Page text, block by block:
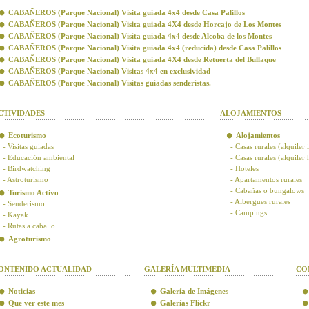
CABAÑEROS (Parque Nacional) Visita guiada 4x4 desde Casa Palillos
CABAÑEROS (Parque Nacional) Visita guiada 4X4 desde Horcajo de Los Montes
CABAÑEROS (Parque Nacional) Visita guiada 4x4 desde Alcoba de los Montes
CABAÑEROS (Parque Nacional) Visita guiada 4x4 (reducida) desde Casa Palillos
CABAÑEROS (Parque Nacional) Visita guiada 4X4 desde Retuerta del Bullaque
CABAÑEROS (Parque Nacional) Visitas 4x4 en exclusividad
CABAÑEROS (Parque Nacional) Visitas guiadas senderistas.
Ecoturismo
- Visitas guiadas
- Educación ambiental
- Birdwatching
- Astroturismo
Turismo Activo
- Senderismo
- Kayak
- Rutas a caballo
Agroturismo
ALOJAMIENTOS
Alojamientos
- Casas rurales (alquiler
- Casas rurales (alquiler
- Hoteles
- Apartamentos rurales
- Cabañas o bungalows
- Albergues rurales
- Campings
ACTUALIDAD
Noticias
Que ver este mes
GALERÍA MULTIMEDIA
Galería de Imágenes
Galerías Flickr